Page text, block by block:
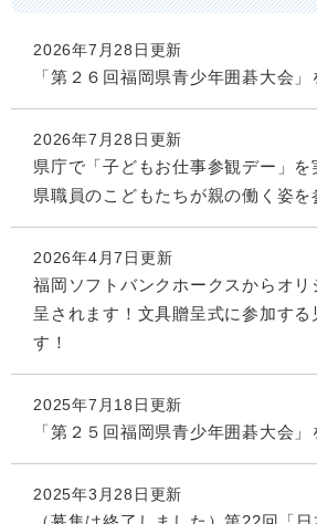
2026年7月28日更新
「第２６回福岡県青少年囲碁大会」
2026年7月28日更新
県庁で「子どもお仕事参観デー」を
県職員のこどもたちが親の働く姿を
2026年4月7日更新
福岡ソフトバンクホークスからオリ
呈されます！文具贈呈式に参加する
す！
2025年7月18日更新
「第２５回福岡県青少年囲碁大会」
2025年3月28日更新